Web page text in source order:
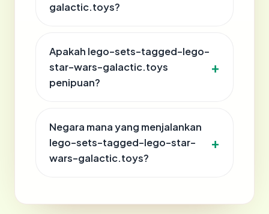
galactic.toys?
Apakah lego-sets-tagged-lego-
star-wars-galactic.toys
penipuan?
Negara mana yang menjalankan
lego-sets-tagged-lego-star-
wars-galactic.toys?